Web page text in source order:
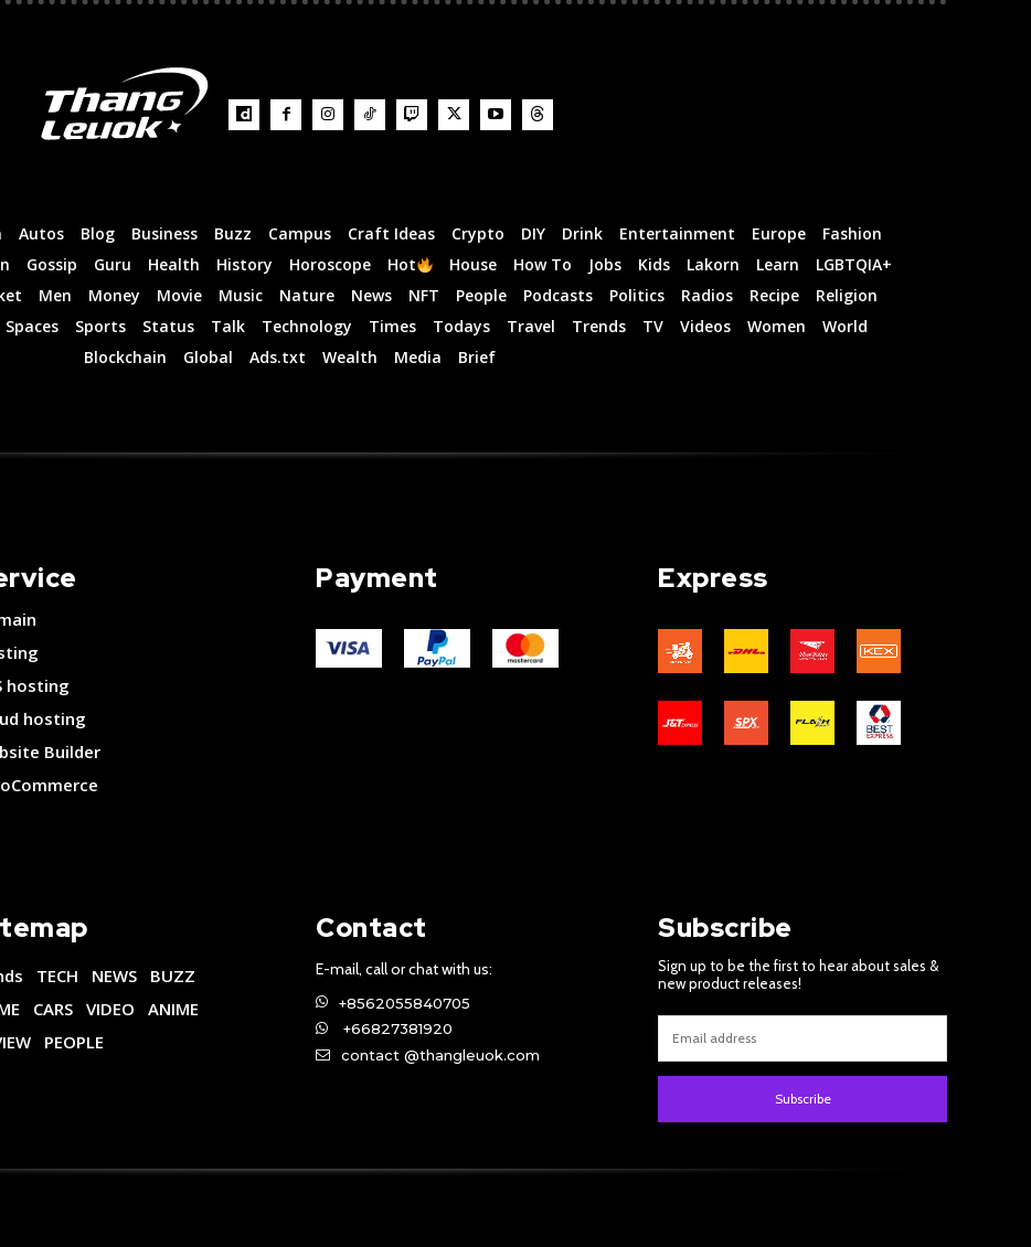
Autos Blog Business Buzz Campus Craft Ideas Crypto DIY Drink Entertainment Europe
Fashion
Gossip Guru Health History Horoscope Hot House How To Jobs Kids Lakorn Learn
LGBTQIA+
Men Money Movie Music Nature News NFT People Podcasts Politics Radios Recipe
Religion
Spaces Sports Status Talk Technology Times Todays Travel Trends TV Videos Women
World
Blockchain
Global Ads.txt Wealth Media Brief
hosting
hosting
Builder
Payment Express
TECH NEWS
BUZZ
CARS VIDEO
ANIME
PEOPLE
Contact
E-mail, call or chat with us:
+8562055840705
+66827381920
contact @thangleuok.com
Subscribe
Sign up to be the first to hear about sales &
new product releases!
Subscribe